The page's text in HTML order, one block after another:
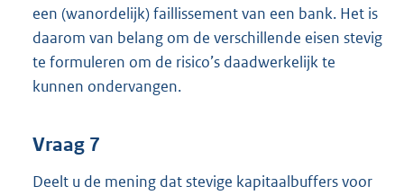
een (wanordelijk) faillissement van een bank. Het is
daarom van belang om de verschillende eisen stevig
te formuleren om de risico’s daadwerkelijk te
kunnen ondervangen.
Vraag 7
Deelt u de mening dat stevige kapitaalbuffers voor